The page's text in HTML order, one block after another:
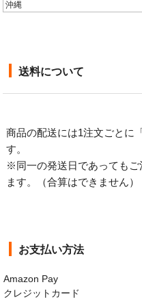
沖縄
送料について
商品の配送には1注文ごとに
す。
※同一の発送日であってもご
ます。（合算はできません）
お支払い方法
Amazon Pay
クレジットカード